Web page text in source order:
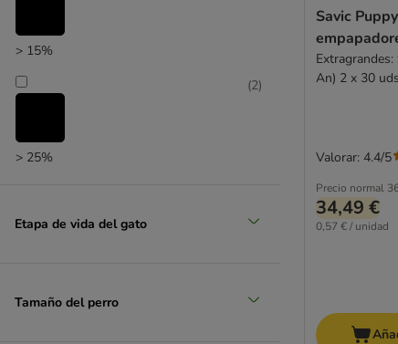
> 15%
> 25%
(2)
(1)
Etapa de vida del gato
Tamaño del perro
Savic
An) 2 x 30
Precio normal
34,49 €
0,57 € / unidad
Valorar: 4.4/5